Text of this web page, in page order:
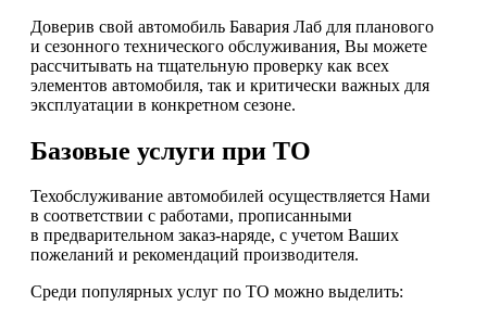
Доверив свой автомобиль Бавария Лаб для планового
и сезонного технического обслуживания, Вы можете
рассчитывать на тщательную проверку как всех
элементов автомобиля, так и критически важных для
эксплуатации в конкретном сезоне.
Базовые услуги при ТО
Техобслуживание автомобилей осуществляется Нами
в соответствии с работами, прописанными
в предварительном заказ-наряде, с учетом Ваших
пожеланий и рекомендаций производителя.
Среди популярных услуг по ТО можно выделить: